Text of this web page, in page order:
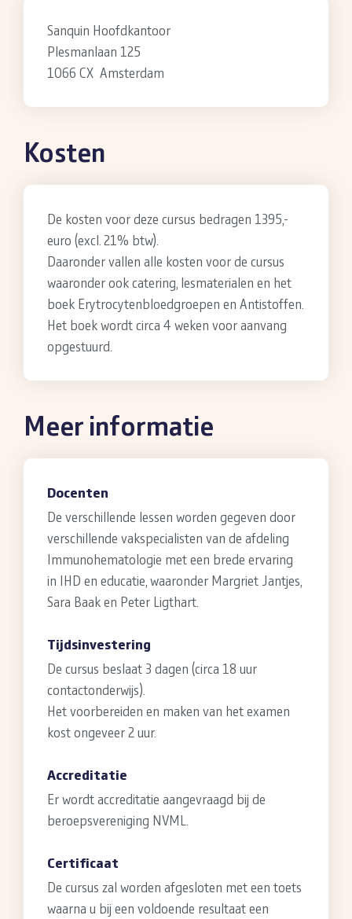
Sanquin Hoofdkantoor
Plesmanlaan 125
1066 CX Amsterdam
Kosten
De kosten voor deze cursus bedragen 1395,-
euro (excl. 21% btw).
Daaronder vallen alle kosten voor de cursus
waaronder ook catering, lesmaterialen en het
boek Erytrocytenbloedgroepen en Antistoffen.
Het boek wordt circa 4 weken voor aanvang
opgestuurd.
Meer informatie
Docenten
De verschillende lessen worden gegeven door
verschillende vakspecialisten van de afdeling
Immunohematologie met een brede ervaring
in IHD en educatie, waaronder Margriet Jantjes,
Sara Baak en Peter Ligthart.
Tijdsinvestering
De cursus beslaat 3 dagen (circa 18 uur
contactonderwijs).
Het voorbereiden en maken van het examen
kost ongeveer 2 uur.
Accreditatie
Er wordt accreditatie aangevraagd bij de
beroepsvereniging NVML.
Certificaat
De cursus zal worden afgesloten met een toets
waarna u bij een voldoende resultaat een